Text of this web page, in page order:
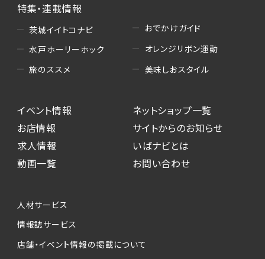
特集・連載情報
茨城イイトコナビ
水戸ホーリーホック
旅のススメ
おでかけガイド
オレンジリボン運動
美味しおスタイル
イベント情報
お店情報
求人情報
動画一覧
ネットショップ一覧
サイトからのお知らせ
いばナビとは
お問い合わせ
人材サービス
情報誌サービス
店舗・イベント情報の掲載について